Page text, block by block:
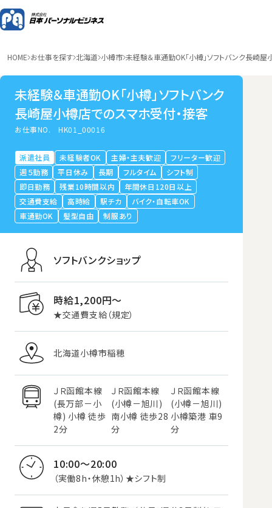
HOME お仕事を探す 北海道 小樽市 未経験＆車通勤OK「小樽」ソフトバンク長崎
未経験＆車通勤OK「小樽」ソフトバンク
長崎屋小樽店でのスマホ受付・接客
お仕事NO.HK01_00016
派遣社員 未経験者OK 主婦・主夫歓迎
フリーター歓迎
週５勤務
平日休み 長期 フルタイム
シフト制
即日勤務
残業10時間以内
年間休日120日以上
交通費支給
高時給 駅チカ
バイク・自転車OK
車通勤OK
髪型自由 制服あり
ソフトバンクショップ
時給1,200円〜
★交通費支給（規定）
北海道小樽市稲穂
ＪＲ函館本線
(長万部－小
樽) 小樽 徒歩
2分
ＪＲ函館本線
(小樽－旭川)
南小樽 徒歩28
分
ＪＲ函館本線
(小樽－旭川)
小樽築港 車9
分
10:00～20:00
（実働8h・休憩1h）★シフト制